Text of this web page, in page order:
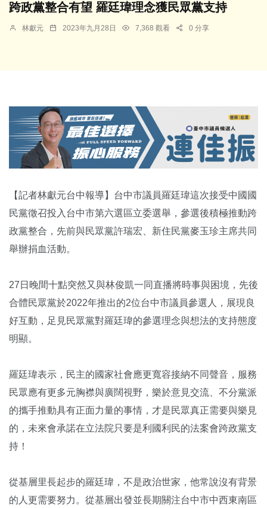
跨政黨整合有望 羅廷瑋理念獲民眾黨支持
林獻元 2023年九月28日 7,368 觀看 0 分享
【記者林獻元台中報導】台中市議員羅廷瑋這次接受中國國
民黨徵召投入台中市第六選區立委選舉，參選後積極推動跨
政黨整合，先前與民眾黨許瑞宏、新住民黨麥玉珍主席共同
舉辦捐血活動。
27日晚間十點突然又與林俊凱一同直播將時事與困境，先後
合體民眾黨於2022年推出的2位台中市議員參選人，展現良
好互動，足見民眾黨對羅廷瑋的參選理念與想法的支持態度
明顯。
羅廷瑋表示，民主的國家社會應更寬容接納不同聲音，服務
民眾應有更多元胸襟與廣闊視野，樂於意見交流、不分黨派
的攜手推動具有正面力量的事情，才是民眾真正需要與樂見
的，未來會承諾在立法院只要是利國利民的法案會跨政黨支
持！
從基層里長起步的羅廷瑋，不是政治世家，他常說沒有背景
的人更需要努力。從基層出發並長期關注台中市中西東南區